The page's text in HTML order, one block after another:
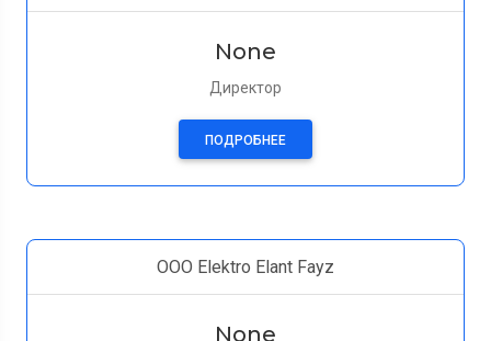
None
Директор
ПОДРОБНЕЕ
ООО Elektro Elant Fayz
None